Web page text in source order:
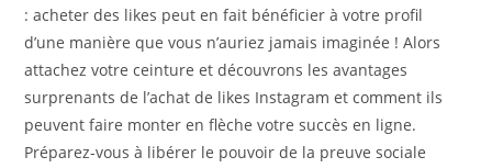
: acheter des likes peut en fait bénéficier à votre profil
d’une manière que vous n’auriez jamais imaginée ! Alors
attachez votre ceinture et découvrons les avantages
surprenants de l’achat de likes Instagram et comment ils
peuvent faire monter en flèche votre succès en ligne.
Préparez-vous à libérer le pouvoir de la preuve sociale